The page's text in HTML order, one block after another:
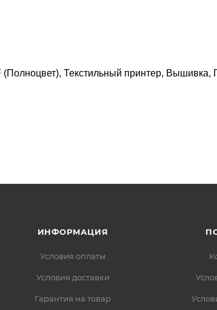
Текстильный принтер, Вышивка,
ИНФОРМАЦИЯ
Условия оплаты
Условия доставки
Гарантия на товар